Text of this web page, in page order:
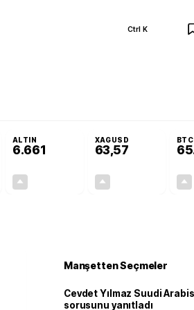
Ctrl K
ALTIN
6.661
XAGUSD
63,57
BTC
Manşetten Seçmeler
Cevdet Yılmaz Suudi
sorusunu yanıtladı